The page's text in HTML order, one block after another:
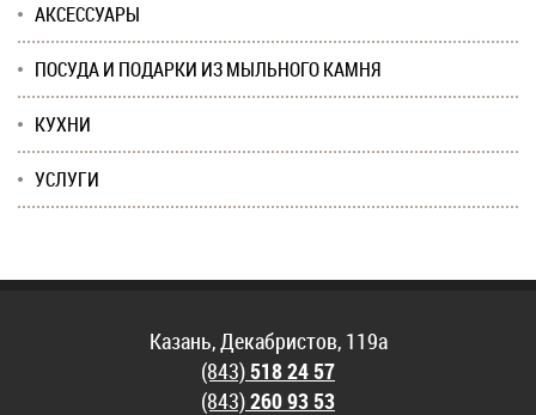
АКСЕССУАРЫ
ПОСУДА И ПОДАРКИ ИЗ МЫЛЬНОГО КАМНЯ
КУХНИ
УСЛУГИ
Казань, Декабристов, 119а
(843)518 24 57
(843)260 93 53